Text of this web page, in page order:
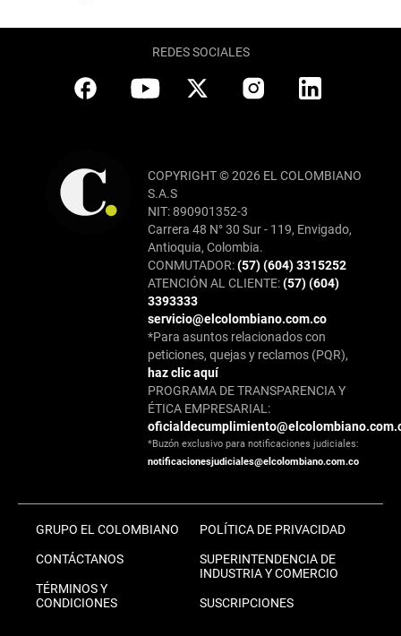
REDES SOCIALES
COPYRIGHT © 2026 EL COLOMBIANO
S.A.S
NIT: 890901352-3
Carrera 48 N° 30 Sur - 119, Envigado,
Antioquia, Colombia.
CONMUTADOR:(57) (604) 3315252
ATENCIÓN AL CLIENTE:(57) (604)
3393333
servicio@elcolombiano.com.co
*Para asuntos relacionados con
peticiones, quejas y reclamos (PQR),
haz clic aquí
PROGRAMA DE TRANSPARENCIA Y
ÉTICA EMPRESARIAL:
*Buzón exclusivo para notificaciones judiciales:
notificacionesjudiciales@elcolombiano.com.co
GRUPO EL COLOMBIANO
CONTÁCTANOS
TÉRMINOS Y
CONDICIONES
POLÍTICA DE PRIVACIDAD
SUPERINTENDENCIA DE
INDUSTRIA Y COMERCIO
SUSCRIPCIONES